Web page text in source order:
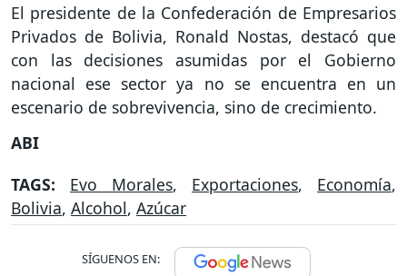
El presidente de la Confederación de Empresarios
Privados de Bolivia, Ronald Nostas, destacó que
con las decisiones asumidas por el Gobierno
nacional ese sector ya no se encuentra en un
escenario de sobrevivencia, sino de crecimiento.
ABI
TAGS: Evo Morales, Exportaciones, Economía,
Bolivia, Alcohol, Azúcar
SÍGUENOS EN: